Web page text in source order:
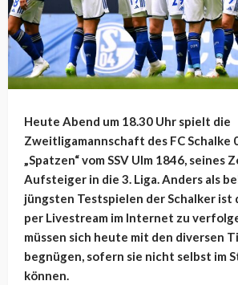
Heute Abend um 18.30 Uhr spielt die
Zweitligamannschaft des FC Schalke
„Spatzen“ vom SSV Ulm 1846, seines
Aufsteiger in die 3. Liga. Anders als
jüngsten Testspielen der Schalker ist
per Livestream im Internet zu
müssen sich heute mit den diversen
begnügen, sofern sie nicht selbst im
können.